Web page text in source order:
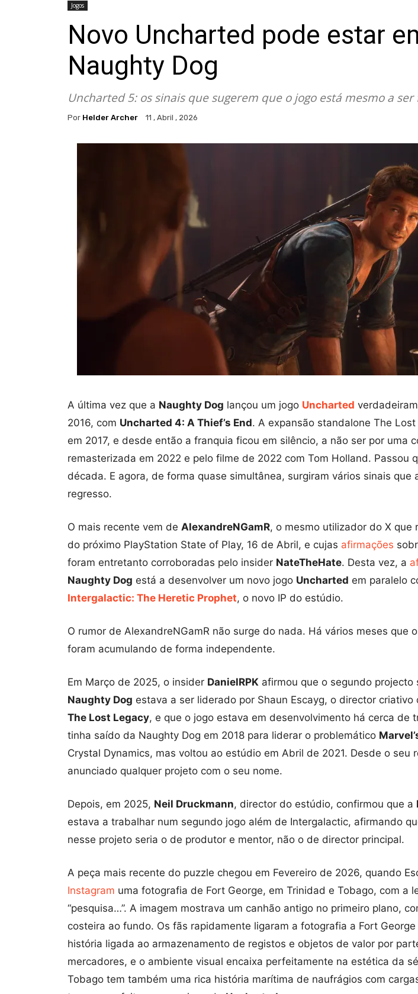
Jogos
Novo Uncharted pode estar
Naughty Dog
Uncharted 5: os sinais que sugerem que o jogo está mesmo a
Por Helder Archer 11 , Abril , 2026
A última vez que a Naughty Dog lançou um jogo Uncharted
2016, com Uncharted 4: A Thief’s End. A expansão standalone The
em 2017, e desde então a franquia ficou em silêncio, a não ser por uma
remasterizada em 2022 e pelo filme de 2022 com Tom Holland. Passou
década. E agora, de forma quase simultânea, surgiram vários sinais que
regresso.
O mais recente vem de AlexandreNGamR, o mesmo utilizador do X que
do próximo PlayStation State of Play, 16 de Abril, e cujas afirmações
foram entretanto corroboradas pelo insider NateTheHate. Desta vez, a
Naughty Dog está a desenvolver um novo jogo Uncharted em paralelo
Intergalactic: The Heretic Prophet, o novo IP do estúdio.
O rumor de AlexandreNGamR não surge do nada. Há vários meses que
foram acumulando de forma independente.
Em Março de 2025, o insider DanielRPK afirmou que o segundo projecto
Naughty Dog estava a ser liderado por Shaun Escayg, o director criativo
The Lost Legacy, e que o jogo estava em desenvolvimento há cerca de
tinha saído da Naughty Dog em 2018 para liderar o problemático
Crystal Dynamics, mas voltou ao estúdio em Abril de 2021. Desde o seu
anunciado qualquer projeto com o seu nome.
Depois, em 2025, Neil Druckmann, director do estúdio, confirmou que a
estava a trabalhar num segundo jogo além de Intergalactic, afirmando
nesse projeto seria o de produtor e mentor, não o de director principal.
A peça mais recente do puzzle chegou em Fevereiro de 2026, quando
Instagram uma fotografia de Fort George, em Trinidad e Tobago, com a
“pesquisa…”. A imagem mostrava um canhão antigo no primeiro plano,
costeira ao fundo. Os fãs rapidamente ligaram a fotografia a Fort
história ligada ao armazenamento de registos e objetos de valor por
mercadores, e o ambiente visual encaixa perfeitamente na estética da
Tobago tem também uma rica história marítima de naufrágios com